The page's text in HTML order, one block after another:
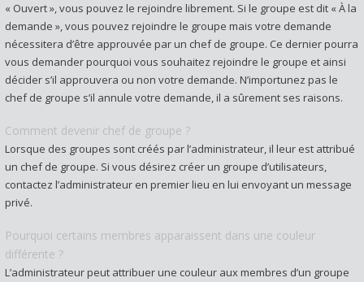
« Ouvert », vous pouvez le rejoindre librement. Si le groupe est dit « À la
demande », vous pouvez rejoindre le groupe mais votre demande
nécessitera d’être approuvée par un chef de groupe. Ce dernier pourra
vous demander pourquoi vous souhaitez rejoindre le groupe et ainsi
décider s’il approuvera ou non votre demande. N’importunez pas le
chef de groupe s’il annule votre demande, il a sûrement ses raisons.
Comment devenir chef de groupe ?
Lorsque des groupes sont créés par l’administrateur, il leur est attribué
un chef de groupe. Si vous désirez créer un groupe d’utilisateurs,
contactez l’administrateur en premier lieu en lui envoyant un message
privé.
Pourquoi certains membres apparaissent dans une couleur
différente ?
L’administrateur peut attribuer une couleur aux membres d’un groupe